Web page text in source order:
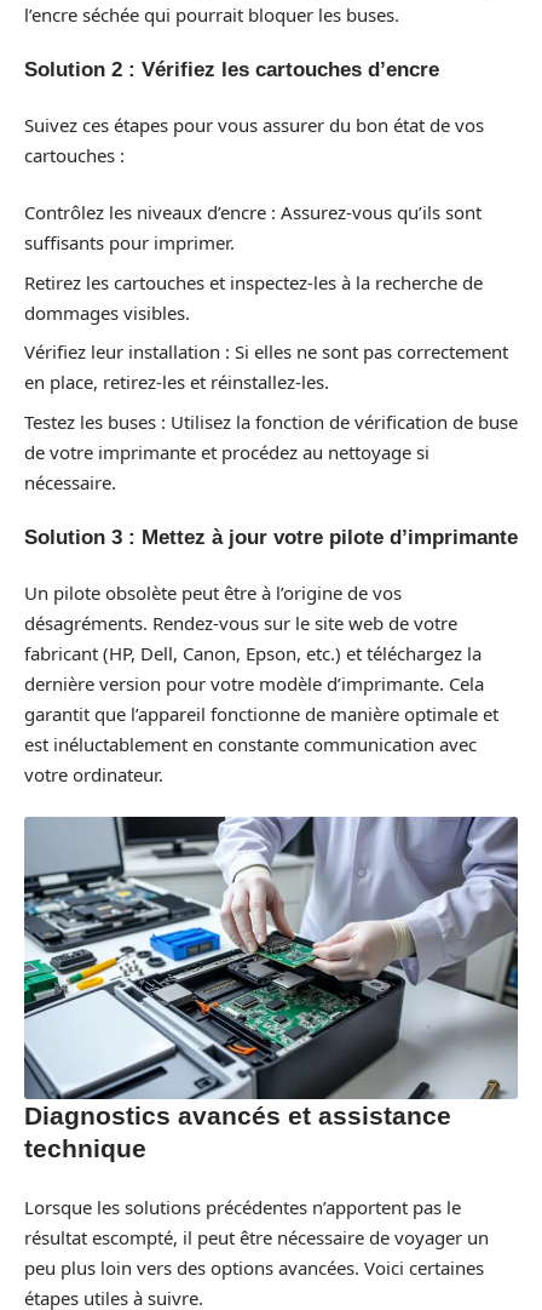
l’encre séchée qui pourrait bloquer les buses.
Solution 2 : Vérifiez les cartouches d’encre
Suivez ces étapes pour vous assurer du bon état de vos
cartouches :
Contrôlez les niveaux d’encre : Assurez-vous qu’ils sont
suffisants pour imprimer.
Retirez les cartouches et inspectez-les à la recherche de
dommages visibles.
Vérifiez leur installation : Si elles ne sont pas correctement
en place, retirez-les et réinstallez-les.
Testez les buses : Utilisez la fonction de vérification de buse
de votre imprimante et procédez au nettoyage si
nécessaire.
Solution 3 : Mettez à jour votre pilote d’imprimante
Un pilote obsolète peut être à l’origine de vos
désagréments. Rendez-vous sur le site web de votre
fabricant (HP, Dell, Canon, Epson, etc.) et téléchargez la
dernière version pour votre modèle d’imprimante. Cela
garantit que l’appareil fonctionne de manière optimale et
est inéluctablement en constante communication avec
votre ordinateur.
Diagnostics avancés et assistance
technique
Lorsque les solutions précédentes n’apportent pas le
résultat escompté, il peut être nécessaire de voyager un
peu plus loin vers des options avancées. Voici certaines
étapes utiles à suivre.